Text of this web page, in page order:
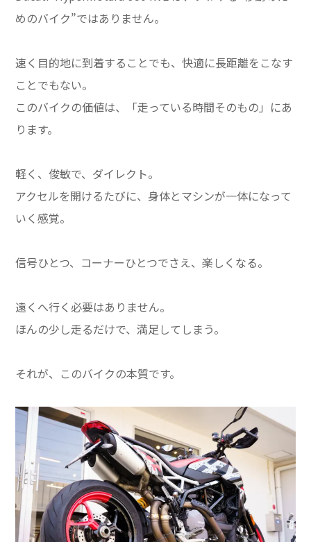
めのバイク”ではありません。
速く目的地に到着することでも、快適に長距離をこなす
ことでもない。
このバイクの価値は、「走っている時間そのもの」にあ
ります。
軽く、俊敏で、ダイレクト。
アクセルを開けるたびに、身体とマシンが一体になって
いく感覚。
信号ひとつ、コーナーひとつでさえ、楽しくなる。
遠くへ行く必要はありません。
ほんの少し走るだけで、満足してしまう。
それが、このバイクの本質です。